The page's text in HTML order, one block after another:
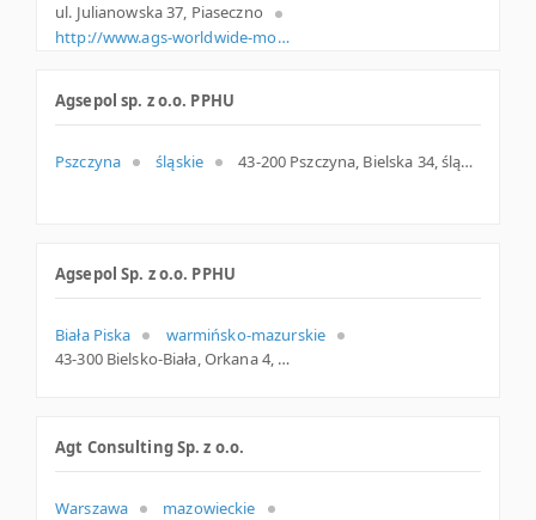
ul. Julianowska 37, Piaseczno
http://www.ags-worldwide-movers.com
Agsepol sp. z o.o. PPHU
Pszczyna śląskie 43-200 Pszczyna, Bielska 34, śląskie
Agsepol Sp. z o.o. PPHU
Biała Piska
warmińsko-mazurskie
43-300 Bielsko-Biała, Orkana 4, woj. Śląskie, pow. Bielsko-Biała, gm. Bielsko-Biała
Agt Consulting Sp. z o.o.
Warszawa
mazowieckie